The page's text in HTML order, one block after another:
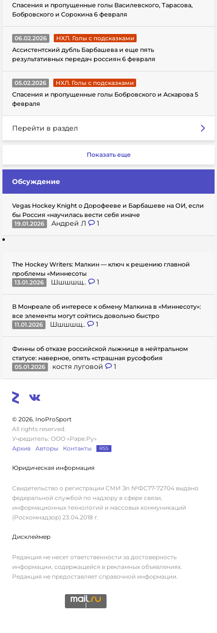
Спасения и пропущенные голы Василевского, Тарасова,
Бобровского и Сорокина 6 февраля
06.02.2026
НХЛ. Голы с подсказками
Ассистентский дубль Барбашева и еще пять
результативных передач россиян 6 февраля
05.02.2026
НХЛ. Голы с подсказками
Спасения и пропущенные голы Бобровского и Аскарова 5
февраля
Перейти в раздел
Показать еще
Обсуждение
Vegas Hockey Knight о Дорофееве и Барбашеве на ОИ, если
бы Россия «научилась вести себя иначе
19.01.2026
Андрей Л 1
The Hockey Writers: Малкин — ключ к решению главной
проблемы «Миннесоты
13.01.2026
Шшшшщ.. 1
В Монреале об интересе к обмену Малкина в «Миннесоту»:
все элементы могут сойтись довольно быстро
11.01.2026
Шшшшщ.. 1
Финны об отказе российской лыжнице в нейтральном
статусе: наверное, опять «страшная русофобия
05.01.2026
костя луговой 1
© 2026. InoProSport
All rights reserved.
Учредитель: ООО «Раре.Ру»
Архив
Авторы Контакты RSS
Юридическая информация
Свидетельство о регистрации СМИ Эл №ФС77-72704 выдано
федеральной службой по надзору в сфере связи,
информационных технологий и массовых коммуникаций
(Роскомнадзор) 23.04.2018 г.
Дисклеймер
Редакция не несет ответственности за достоверность
информации, содержащейся в рекламных объявлениях.
Редакция не предоставляет справочной информации.